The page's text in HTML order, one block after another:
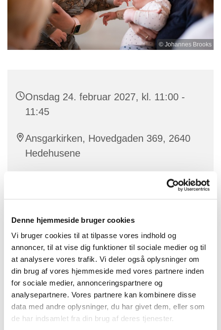
Denne hjemmeside bruger cookies
Vi bruger cookies til at tilpasse vores indhold og
annoncer, til at vise dig funktioner til sociale medier og til
at analysere vores trafik. Vi deler også oplysninger om
din brug af vores hjemmeside med vores partnere inden
for sociale medier, annonceringspartnere og
analysepartnere. Vores partnere kan kombinere disse
data med andre oplysninger, du har givet dem, eller som
de har indsamlet fra din brug af deres tjenester.
© Johannes Brooks
Onsdag 24. februar 2027, kl. 11:00 -
11:45
Ansgarkirken, Hovedgaden 369, 2640
Hedehusene
Vores dygtige korleder Sandra laver babysalmesang
for babyer mellem ca. 3 og 12 måneder.
Læs mere om Babysalmesang og tilmeld digHER.